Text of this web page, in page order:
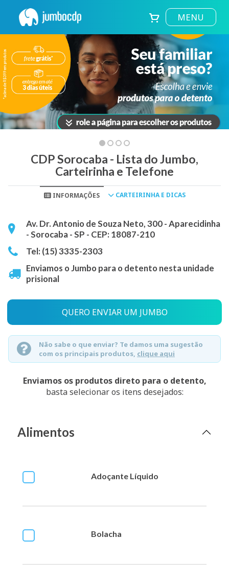
MENU
CDP Sorocaba - Lista do Jumbo,
Carteirinha e Telefone
INFORMAÇÕES CARTEIRINHA E DICAS
Av. Dr. Antonio de Souza Neto, 300 - Aparecidinha
- Sorocaba - SP - CEP: 18087-210
Tel: (15) 3335-2303
Enviamos o Jumbo para o detento nesta unidade
prisional
QUERO ENVIAR UM JUMBO
Não sabe o que enviar? Te damos uma sugestão
com os principais produtos, clique aqui
Enviamos os produtos direto para o detento,
basta selecionar os itens desejados:
Alimentos
Adoçante Líquido
Bolacha